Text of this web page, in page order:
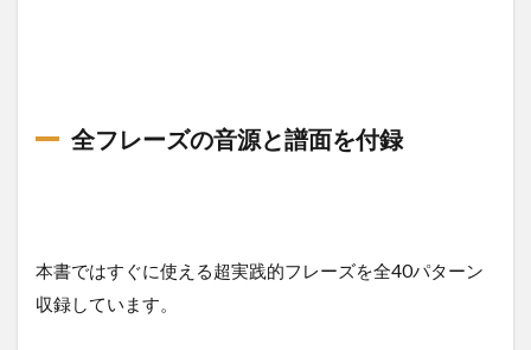
全フレーズの音源と譜面を付録
本書ではすぐに使える超実践的フレーズを全40パターン
収録しています。